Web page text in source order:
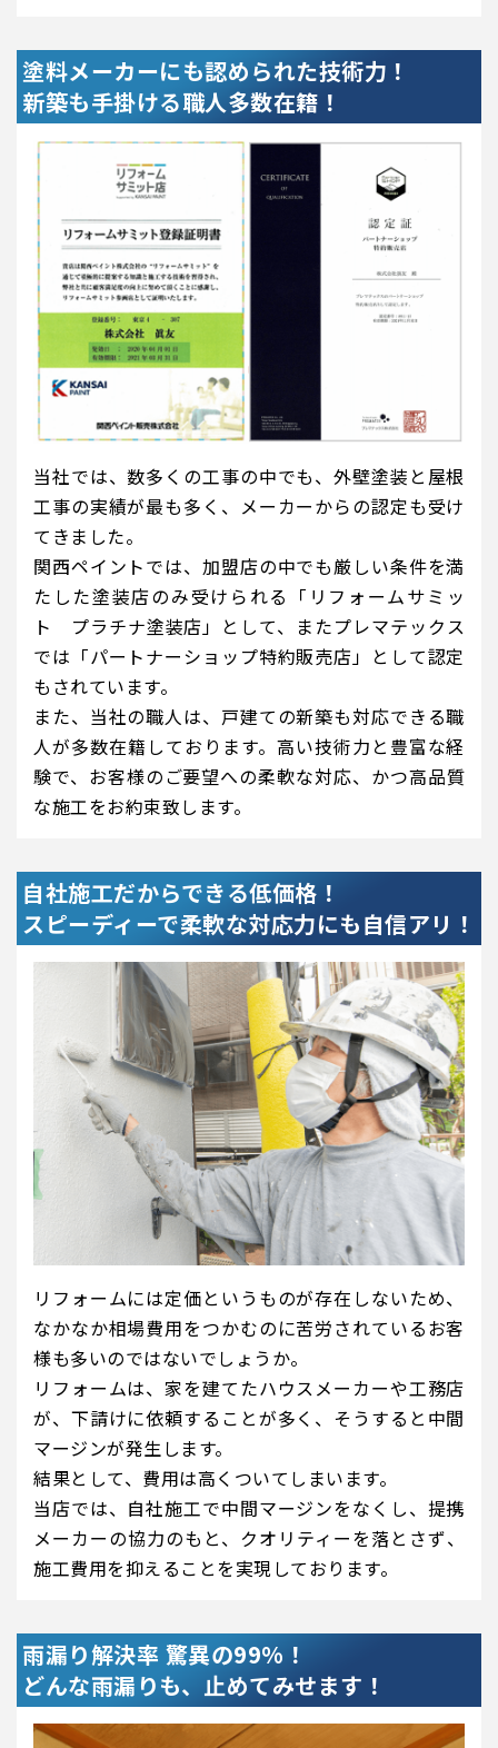
塗料メーカーにも認められた技術力！
新築も手掛ける職人多数在籍！
当社では、数多くの工事の中でも、外壁塗装と屋根
工事の実績が最も多く、メーカーからの認定も受け
てきました。
関西ペイントでは、加盟店の中でも厳しい条件を満
たした塗装店のみ受けられる「リフォームサミッ
ト プラチナ塗装店」として、またプレマテックス
では「パートナーショップ特約販売店」として認定
もされています。
また、当社の職人は、戸建ての新築も対応できる職
人が多数在籍しております。高い技術力と豊富な経
験で、お客様のご要望への柔軟な対応、かつ高品質
な施工をお約束致します。
自社施工だからできる低価格！
スピーディーで柔軟な対応力にも自信アリ！
リフォームには定価というものが存在しないため、
なかなか相場費用をつかむのに苦労されているお客
様も多いのではないでしょうか。
リフォームは、家を建てたハウスメーカーや工務店
が、下請けに依頼することが多く、そうすると中間
マージンが発生します。
結果として、費用は高くついてしまいます。
当店では、自社施工で中間マージンをなくし、提携
メーカーの協力のもと、クオリティーを落とさず、
施工費用を抑えることを実現しております。
雨漏り解決率 驚異の99%！
どんな雨漏りも、止めてみせます！